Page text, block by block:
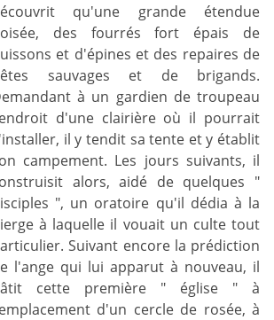
qu'une grande étendue
des fourrés fort épais de
et d'épines et des repaires de
sauvages et de brigands.
à un gardien de troupeau
d'une clairière où il pourrait
il y tendit sa tente et y établit
campement. Les jours suivants, il
alors, aidé de quelques "
", un oratoire qu'il dédia à la
à laquelle il vouait un culte tout
Suivant encore la prédiction
l'ange qui lui apparut à nouveau, il
cette première " église " à
d'un cercle de rosée, à